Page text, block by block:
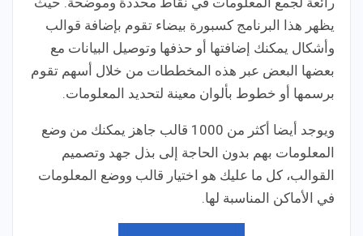
يظهر هذا البرنامج كسبورة بيضاء تقوم بإضافة قوالب
وأشكال يمكنك إضافتها أو حذفها وتوصيل البيانات مع
بعضها البعض عبر هذه المخططات من خلال أسهم تقوم
برسمها أو خطوط بألوان معينة لتحديد المعلومات.
ويوجد أيضا أكثر من 1000 قالب جاهز يمكنك من وضع
المعلومات بهم بدون الحاجة إلى بذل جهد وتصميم
القوالب، كل ما عليك هو اختيار قالب ووضع المعلومات
في الأماكن المناسبة لها.